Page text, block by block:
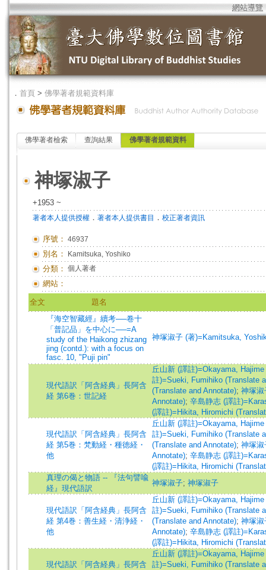
網站導覽
． 首頁 > 佛學著者規範資料庫
佛學著者檢索 查詢結果 佛學著者規範資料
神塚淑子
+1953 ~
著者本人提供授權 ． 著者本人提供書目 ． 校正著者資訊
序號： 46937
別名： Kamitsuka, Yoshiko
分類： 個人著者
網站：
全文
題名
『海空智藏經』續考──卷十
「普記品」を中心に──=A
study of the Haikong zhizang
jing (contd.): with a focus on
fasc. 10, "Puji pin"
神塚淑子 (著)=Kamitsuka,
現代語訳「阿含経典」長阿含
経 第6巻：世記経
丘山新 (譯註)=Okayama,
註)=Sueki, Fumihiko (Translate
(Translate and Annotate); 神塚
Annotate); 辛島静志 (譯註
(譯註)=Hikita, Hiromichi
現代語訳「阿含経典」長阿含
経 第5巻：梵動経・種徳経・
他
丘山新 (譯註)=Okayama,
註)=Sueki, Fumihiko (Translate
(Translate and Annotate); 神塚
Annotate); 辛島静志 (譯註
(譯註)=Hikita, Hiromichi
真理の偈と物語 -- 『法句譬喩
経』現代語訳
神塚淑子; 神塚淑子
現代語訳「阿含経典」長阿含
経 第4巻：善生経・清浄経・
他
丘山新 (譯註)=Okayama,
註)=Sueki, Fumihiko (Translate
(Translate and Annotate); 神塚
Annotate); 辛島静志 (譯註
(譯註)=Hikita, Hiromichi
現代語訳「阿含経典」長阿含
丘山新 (譯註)=Okayama,
註)=Sueki, Fumihiko (Translate